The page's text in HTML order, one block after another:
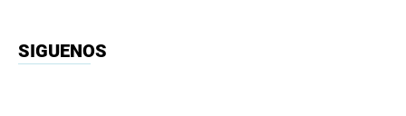
SIGUENOS